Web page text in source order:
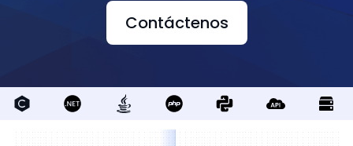
Contáctenos